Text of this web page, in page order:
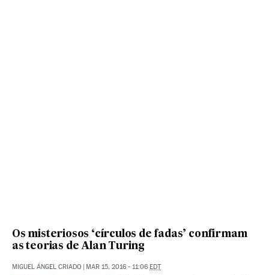
Os misteriosos ‘círculos de fadas’ confirmam
as teorias de Alan Turing
MIGUEL ÁNGEL CRIADO | MAR 15, 2016 - 11:06 EDT